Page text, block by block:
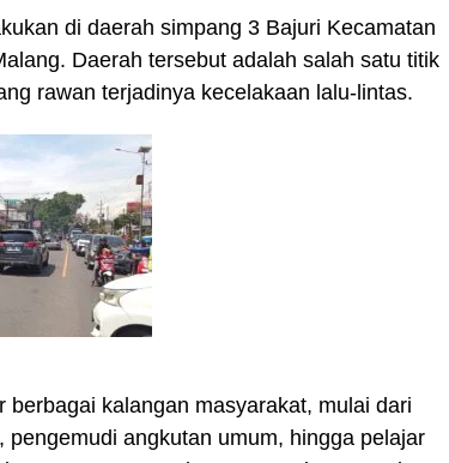
di daerah simpang 3 Bajuri Kecamatan
Daerah tersebut adalah salah satu titik
rawan terjadinya kecelakaan lalu-lintas.
berbagai kalangan masyarakat, mulai dari
pengemudi angkutan umum, hingga pelajar